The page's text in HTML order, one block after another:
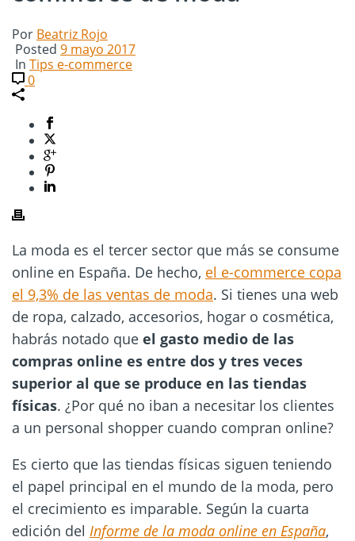
Por Beatriz Rojo
Posted 9 mayo 2017
In Tips e-commerce
0
La moda es el tercer sector que más se consume
online en España. De hecho, el e-commerce copa
el 9,3% de las ventas de moda. Si tienes una web
de ropa, calzado, accesorios, hogar o cosmética,
habrás notado que el gasto medio de las
compras online es entre dos y tres veces
superior al que se produce en las tiendas
físicas. ¿Por qué no iban a necesitar los clientes
a un personal shopper cuando compran online?
Es cierto que las tiendas físicas siguen teniendo
el papel principal en el mundo de la moda, pero
el crecimiento es imparable. Según la cuarta
edición del Informe de la moda online en España,